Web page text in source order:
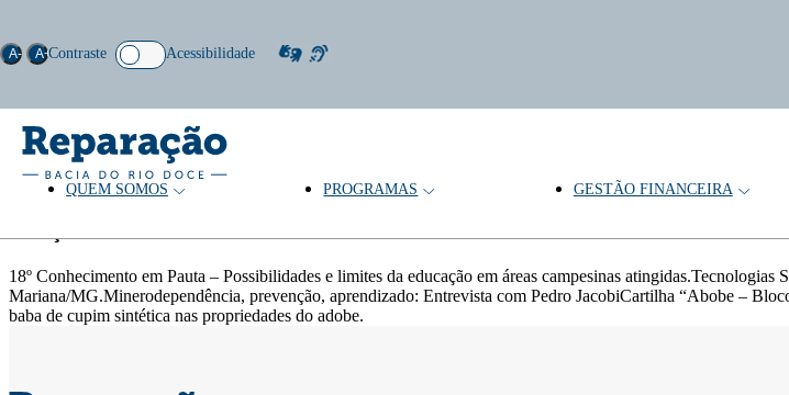
QUEM SOMOS PROGRAMAS GESTÃO FINANCEIRA
Acessibilidade
A- A+Contraste
18º Conhecimento em Pauta – Possibilidades e limites da educação em áreas campesinas
Mariana/MG.Minerodependência, prevenção, aprendizado: Entrevista com Pedro JacobiCartilha “Abobe –
baba de cupim sintética nas propriedades do adobe.